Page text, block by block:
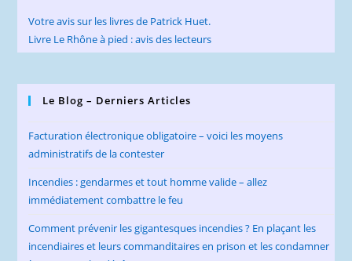
Votre avis sur les livres de Patrick Huet.
Livre Le Rhône à pied : avis des lecteurs
Le Blog – Derniers Articles
Facturation électronique obligatoire – voici les moyens
administratifs de la contester
Incendies : gendarmes et tout homme valide – allez
immédiatement combattre le feu
Comment prévenir les gigantesques incendies ? En plaçant les
incendiaires et leurs commanditaires en prison et les condamner